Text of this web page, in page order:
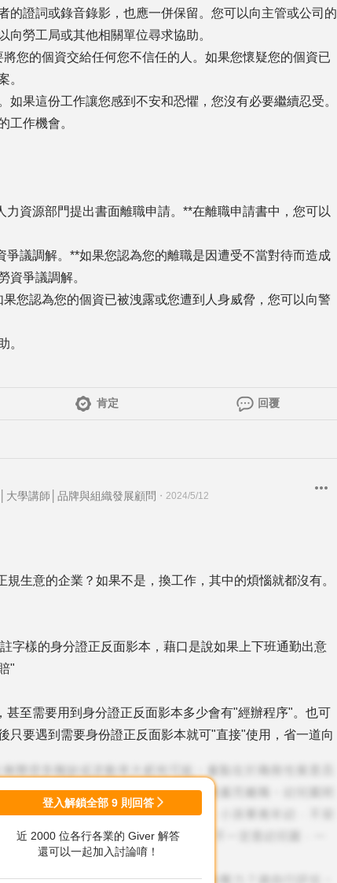
的證詞或錄音錄影，也應一併保留。您可以向主管或公司的
向勞工局或其他相關單位尋求協助。
您的個資交給任何您不信任的人。如果您懷疑您的個資已
。
如果這份工作讓您感到不安和恐懼，您沒有必要繼續忍受。
工作機會。
力資源部門提出書面離職申請。**在離職申請書中，您可以
爭議調解。**如果您認為您的離職是因遭受不當對待而造成
資爭議調解。
您認為您的個資已被洩露或您遭到人身威脅，您可以向警
。
肯定 回覆
大學講師│品牌與組織發展顧問 ・ 2024/5/12
規生意的企業？如果不是，換工作，其中的煩惱就都沒有。
字樣的身分證正反面影本，藉口是說如果上下班通勤出意
"
甚至需要用到身分證正反面影本多少會有"經辦程序"。也可
只要遇到需要身份證正反面影本就可"直接"使用，省一道向
外，上下班會更小心，萬一不幸有意外需要證件再提供。
沒出事前先提供身份證影本無關。跟發生後能否照經辦程序
登入解鎖全部 9 則回答
近 2000 位各行各業的 Giver 解答
還可以一起加入討論唷！